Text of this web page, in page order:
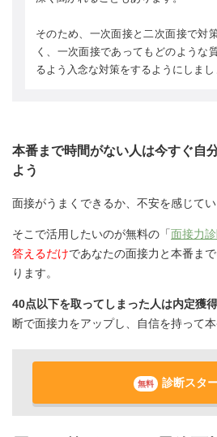
そのため、一次面接と二次面接で対
く、一次面接であってもどのような
るよう入念な対策をするようにしまし
本番まで時間がない人は今すぐ自
よう
面接がうまくできるか、不安を感じてい
そこで活用したいのが無料の「面接力
答えるだけであなたの面接力と本番ま
ります。
40点以下を取ってしまった人は内定獲
断で面接力をアップし、自信を持って本
無料 診断スタ